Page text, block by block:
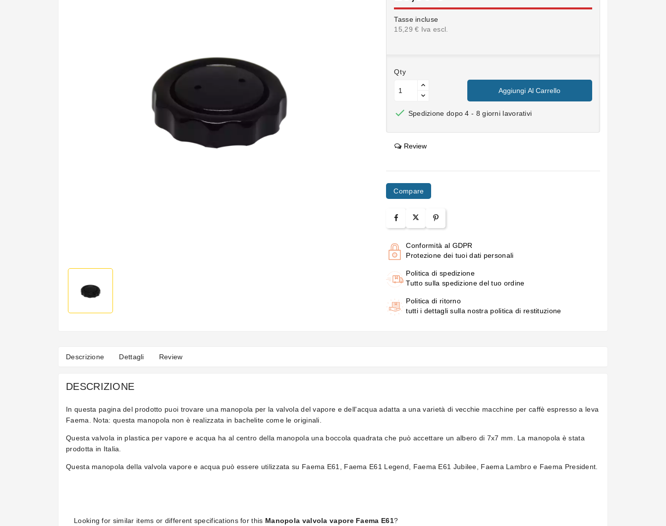
Tasse incluse
15,29 € Iva escl.
Qty
Aggiungi Al Carrello
 Spedizione dopo 4 - 8 giorni lavorativi
Review
Compare
Conformità al GDPR
Protezione dei tuoi dati personali
Politica di spedizione
Tutto sulla spedizione del tuo ordine
Politica di ritorno
tutti i dettagli sulla nostra politica di restituzione
Descrizione Dettagli Review
DESCRIZIONE
In questa pagina del prodotto puoi trovare una manopola per la valvola del vapore e dell'acqua adatta a una varietà di vecchie macchine per caffè espresso a leva
Faema. Nota: questa manopola non è realizzata in bachelite come le originali.
Questa valvola in plastica per vapore e acqua ha al centro della manopola una boccola quadrata che può accettare un albero di 7x7 mm. La manopola è stata
prodotta in Italia.
Questa manopola della valvola vapore e acqua può essere utilizzata su Faema E61, Faema E61 Legend, Faema E61 Jubilee, Faema Lambro e Faema President.
Looking for similar items or different specifications for this Manopola valvola vapore Faema E61?